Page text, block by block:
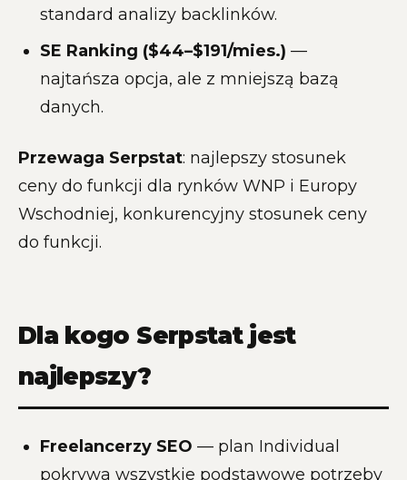
standard analizy backlinków.
SE Ranking ($44–$191/mies.) —
najtańsza opcja, ale z mniejszą bazą
danych.
Przewaga Serpstat: najlepszy stosunek
ceny do funkcji dla rynków WNP i Europy
Wschodniej, konkurencyjny stosunek ceny
do funkcji.
Dla kogo Serpstat jest
najlepszy?
Freelancerzy SEO — plan Individual
pokrywa wszystkie podstawowe potrzeby